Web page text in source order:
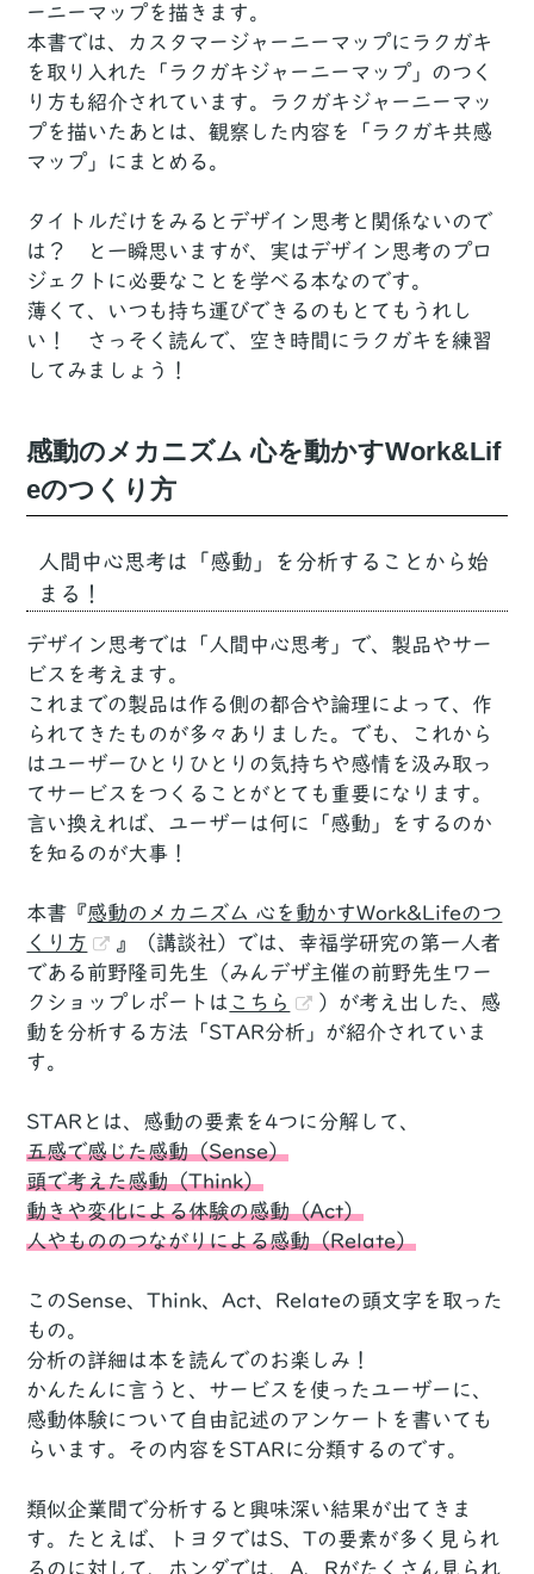
ーニーマップを描きます。
本書では、カスタマージャーニーマップにラクガキ
を取り入れた「ラクガキジャーニーマップ」のつく
り方も紹介されています。ラクガキジャーニーマッ
プを描いたあとは、観察した内容を「ラクガキ共感
マップ」にまとめる。
タイトルだけをみるとデザイン思考と関係ないので
は？ と一瞬思いますが、実はデザイン思考のプロ
ジェクトに必要なことを学べる本なのです。
薄くて、いつも持ち運びできるのもとてもうれし
い！ さっそく読んで、空き時間にラクガキを練習
してみましょう！
感動のメカニズム 心を動かすWork&Lif
eのつくり方
人間中心思考は「感動」を分析することから始
まる！
デザイン思考では「人間中心思考」で、製品やサー
ビスを考えます。
これまでの製品は作る側の都合や論理によって、作
られてきたものが多々ありました。でも、これから
はユーザーひとりひとりの気持ちや感情を汲み取っ
てサービスをつくることがとても重要になります。
言い換えれば、ユーザーは何に「感動」をするのか
を知るのが大事！
本書『感動のメカニズム 心を動かすWork&Lifeのつ
くり方
』（講談社）では、幸福学研究の第一人者
である前野隆司先生（みんデザ主催の前野先生ワー
クショップレポートは こちら
）が考え出した、感
動を分析する方法「STAR分析」が紹介されていま
す。
STARとは、感動の要素を4つに分解して、
五感で感じた感動（Sense）
頭で考えた感動（Think）
動きや変化による体験の感動（Act）
人やもののつながりによる感動（Relate）
このSense、Think、Act、Relateの頭文字を取った
もの。
分析の詳細は本を読んでのお楽しみ！
かんたんに言うと、サービスを使ったユーザーに、
感動体験について自由記述のアンケートを書いても
らいます。その内容をSTARに分類するのです。
類似企業間で分析すると興味深い結果が出てきま
す。たとえば、トヨタではS、Tの要素が多く見られ
るのに対して、ホンダでは、A、Rがたくさん見られ